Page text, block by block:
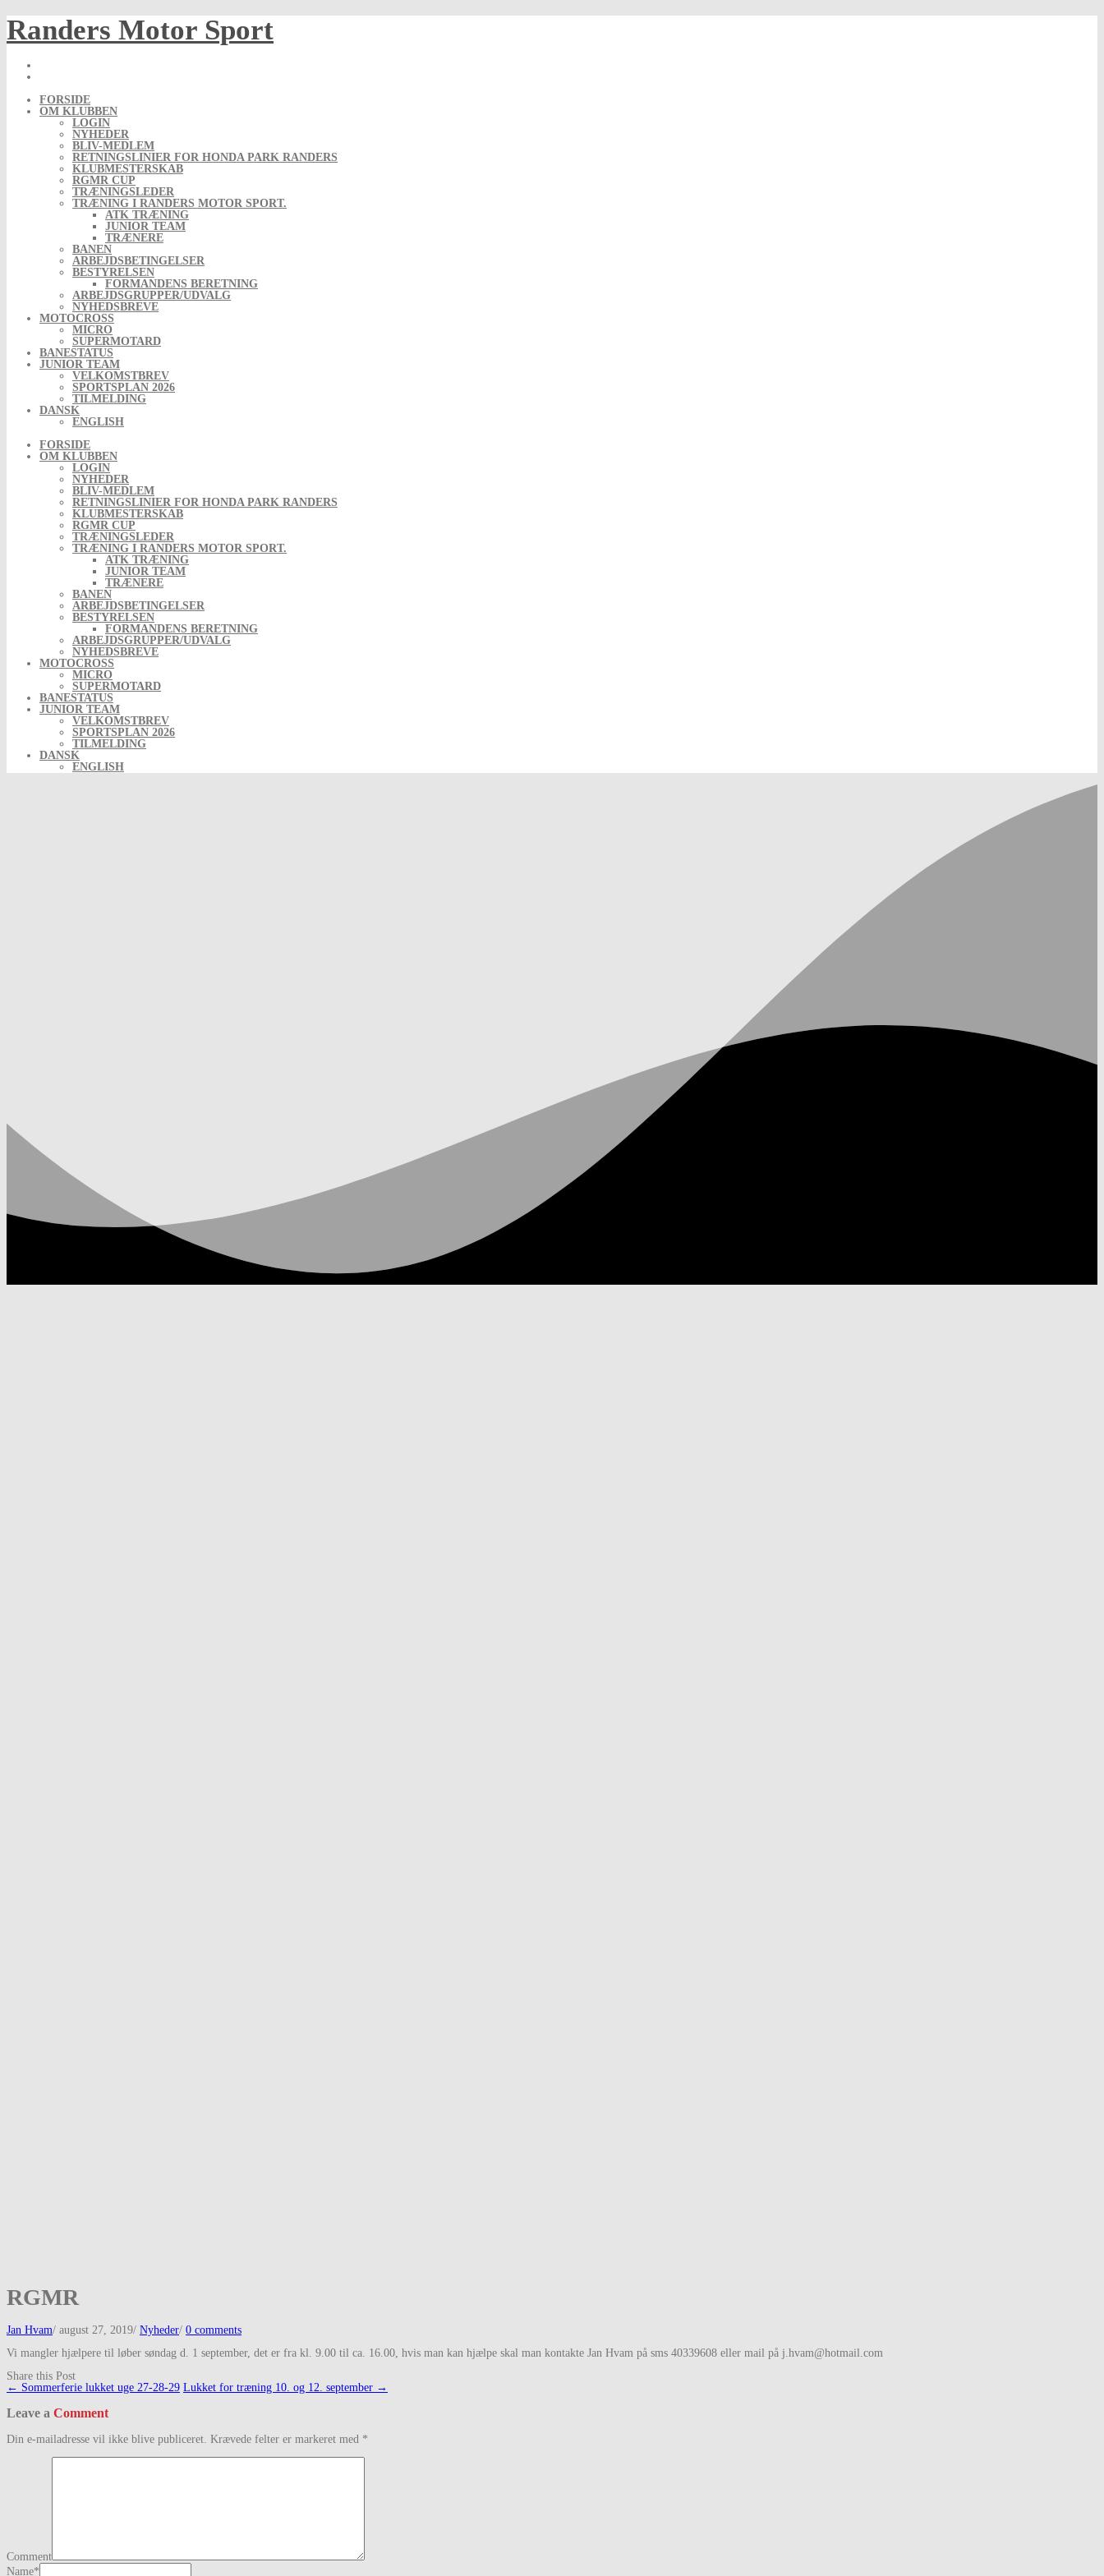
Skip
to
content
Randers Motor Sport
FORSIDE
OM KLUBBEN
LOGIN
NYHEDER
BLIV-MEDLEM
RETNINGSLINIER FOR HONDA PARK RANDERS
KLUBMESTERSKAB
RGMR CUP
TRÆNINGSLEDER
TRÆNING I RANDERS MOTOR SPORT.
ATK TRÆNING
JUNIOR TEAM
TRÆNERE
BANEN
ARBEJDSBETINGELSER
BESTYRELSEN
FORMANDENS BERETNING
ARBEJDSGRUPPER/UDVALG
NYHEDSBREVE
MOTOCROSS
MICRO
SUPERMOTARD
BANESTATUS
JUNIOR TEAM
VELKOMSTBREV
SPORTSPLAN 2026
TILMELDING
DANSK
ENGLISH
FORSIDE
OM KLUBBEN
LOGIN
NYHEDER
BLIV-MEDLEM
RETNINGSLINIER FOR HONDA PARK RANDERS
KLUBMESTERSKAB
RGMR CUP
TRÆNINGSLEDER
TRÆNING I RANDERS MOTOR SPORT.
ATK TRÆNING
JUNIOR TEAM
TRÆNERE
BANEN
ARBEJDSBETINGELSER
BESTYRELSEN
FORMANDENS BERETNING
ARBEJDSGRUPPER/UDVALG
NYHEDSBREVE
MOTOCROSS
MICRO
SUPERMOTARD
BANESTATUS
JUNIOR TEAM
VELKOMSTBREV
SPORTSPLAN 2026
TILMELDING
DANSK
ENGLISH
RGMR
Jan Hvam/ august 27, 2019/ Nyheder/ 0 comments
Vi mangler hjælpere til løber søndag d. 1 september, det er fra kl. 9.00 til ca. 16.00, hvis man kan hjælpe skal man kontakte Jan Hvam på sms 40339608 eller mail på j.hvam@hotmail.com
Share this Post
Post
← Sommerferie lukket uge 27-28-29 Lukket for træning 10. og 12. september →
Leave a Comment
Din e-mailadresse vil ikke blive publiceret. Krævede felter er markeret med *
Comment
Name*